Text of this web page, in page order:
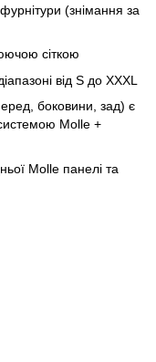
(знімання за
сіткою
від S до XXXL
боковини, зад) є
системою Molle +
Molle панелі та